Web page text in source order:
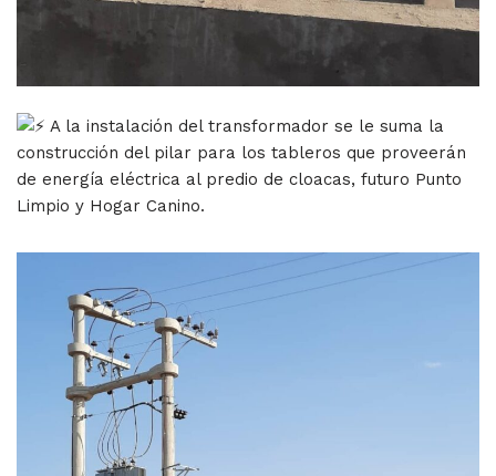
A la instalación del transformador se le suma la
construcción del pilar para los tableros que proveerán
de energía eléctrica al predio de cloacas, futuro Punto
Limpio y Hogar Canino.